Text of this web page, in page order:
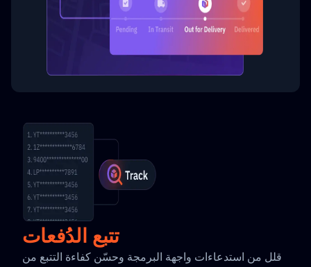
تتبع الدُفعات
قلل من استدعاءات واجهة البرمجة وحسّن كفاءة التتبع من